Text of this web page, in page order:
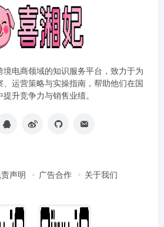
电商领域的知识服务平台，致力于为
运营策略与实操指南，帮助他们在国
升竞争力与销售业绩。
声明 广告合作 关于我们